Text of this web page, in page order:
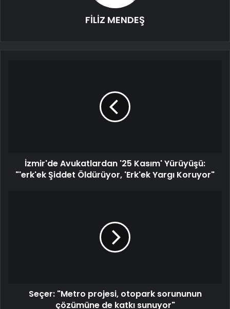
FİLİZ MENDEŞ
İzmir'de Avukatlardan '25 Kasım' Yürüyüşü:
"'erk'ek Şiddet Öldürüyor, 'Erk'ek Yargı Koruyor"
Seçer: "Metro projesi, otopark sorununun
çözümüne de katkı sunuyor"